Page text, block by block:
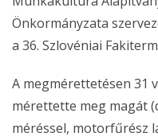
Önkormányzata
a 36. Szlovéniai
A megmérettetésen 31
mérettette meg magát
méréssel, motorfűrész